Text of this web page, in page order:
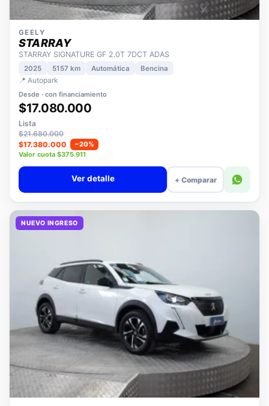
GEELY
STARRAY
STARRAY SIGNATURE GF 2.0T 7DCT ADAS
2025 5157 km
📍 Autopark
Desde · con financiamiento
$17.080.000
Lista
$21.680.000
$17.380.000
−20%
Valor cuota $375.911
+ Comparar